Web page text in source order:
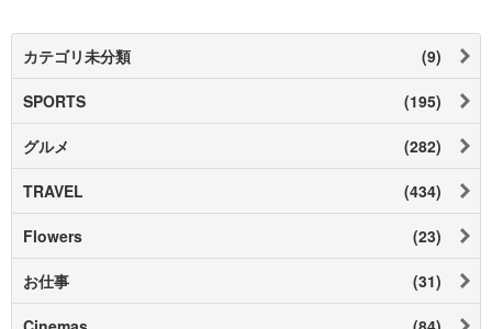
カテゴリ未分類 (9)
SPORTS (195)
グルメ (282)
TRAVEL (434)
Flowers (23)
お仕事 (31)